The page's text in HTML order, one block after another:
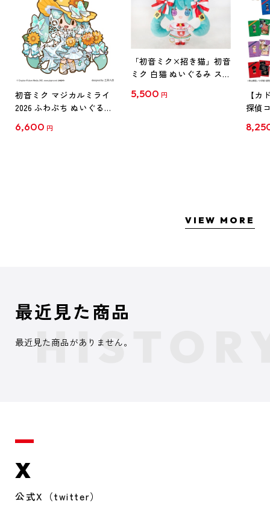
初音ミク マジカルミライ
2026 ふわぷち ぬいぐるみ
6,600 円
「初音ミク×招き猫」初音
ミク 白猫 ぬいぐるみ スタ
5,500 円
【カ
探偵
クリ
VIEW MORE
最近見た商品
最近見た商品がありません。
X
公式X（twitter）